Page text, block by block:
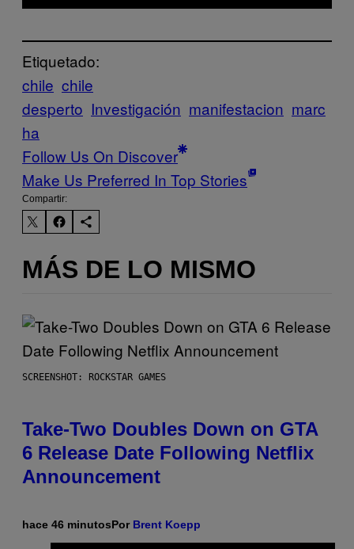
Etiquetado:
chile chile
desperto Investigación manifestacion marc
ha
Follow Us On Discover
Make Us Preferred In Top Stories
Compartir:
MÁS DE LO MISMO
SCREENSHOT: ROCKSTAR GAMES
Take-Two Doubles Down on GTA
6 Release Date Following Netflix
Announcement
hace 46 minutosPor Brent Koepp